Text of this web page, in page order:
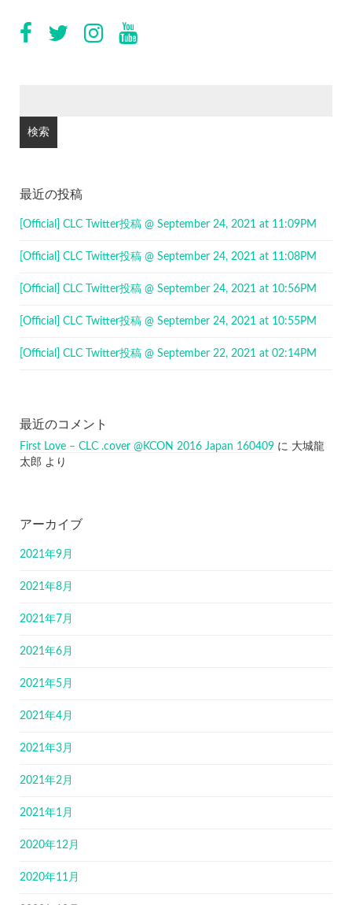
最近の投稿
[Official] CLC Twitter投稿 @ September 24, 2021 at 11:09PM
[Official] CLC Twitter投稿 @ September 24, 2021 at 11:08PM
[Official] CLC Twitter投稿 @ September 24, 2021 at 10:56PM
[Official] CLC Twitter投稿 @ September 24, 2021 at 10:55PM
[Official] CLC Twitter投稿 @ September 22, 2021 at 02:14PM
最近のコメント
First Love – CLC .cover @KCON 2016 Japan 160409 に 大城龍
太郎 より
アーカイブ
2021年9月
2021年8月
2021年7月
2021年6月
2021年5月
2021年4月
2021年3月
2021年2月
2021年1月
2020年12月
2020年11月